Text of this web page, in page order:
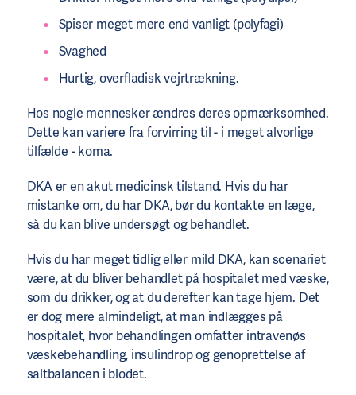
Spiser meget mere end vanligt (polyfagi)
Svaghed
Hurtig, overfladisk vejrtrækning.
Hos nogle mennesker ændres deres opmærksomhed.
Dette kan variere fra forvirring til - i meget alvorlige
tilfælde - koma.
DKA er en akut medicinsk tilstand. Hvis du har
mistanke om, ​​du har DKA, bør du kontakte en læge,
så du kan blive undersøgt og behandlet.
Hvis du har meget tidlig eller mild DKA, kan scenariet
være, at du bliver behandlet på hospitalet med væske,
som du drikker, og at du derefter kan tage hjem. Det
er dog mere almindeligt, at man indlægges på
hospitalet, hvor behandlingen omfatter intravenøs
væskebehandling, insulindrop og genoprettelse af
saltbalancen i blodet.